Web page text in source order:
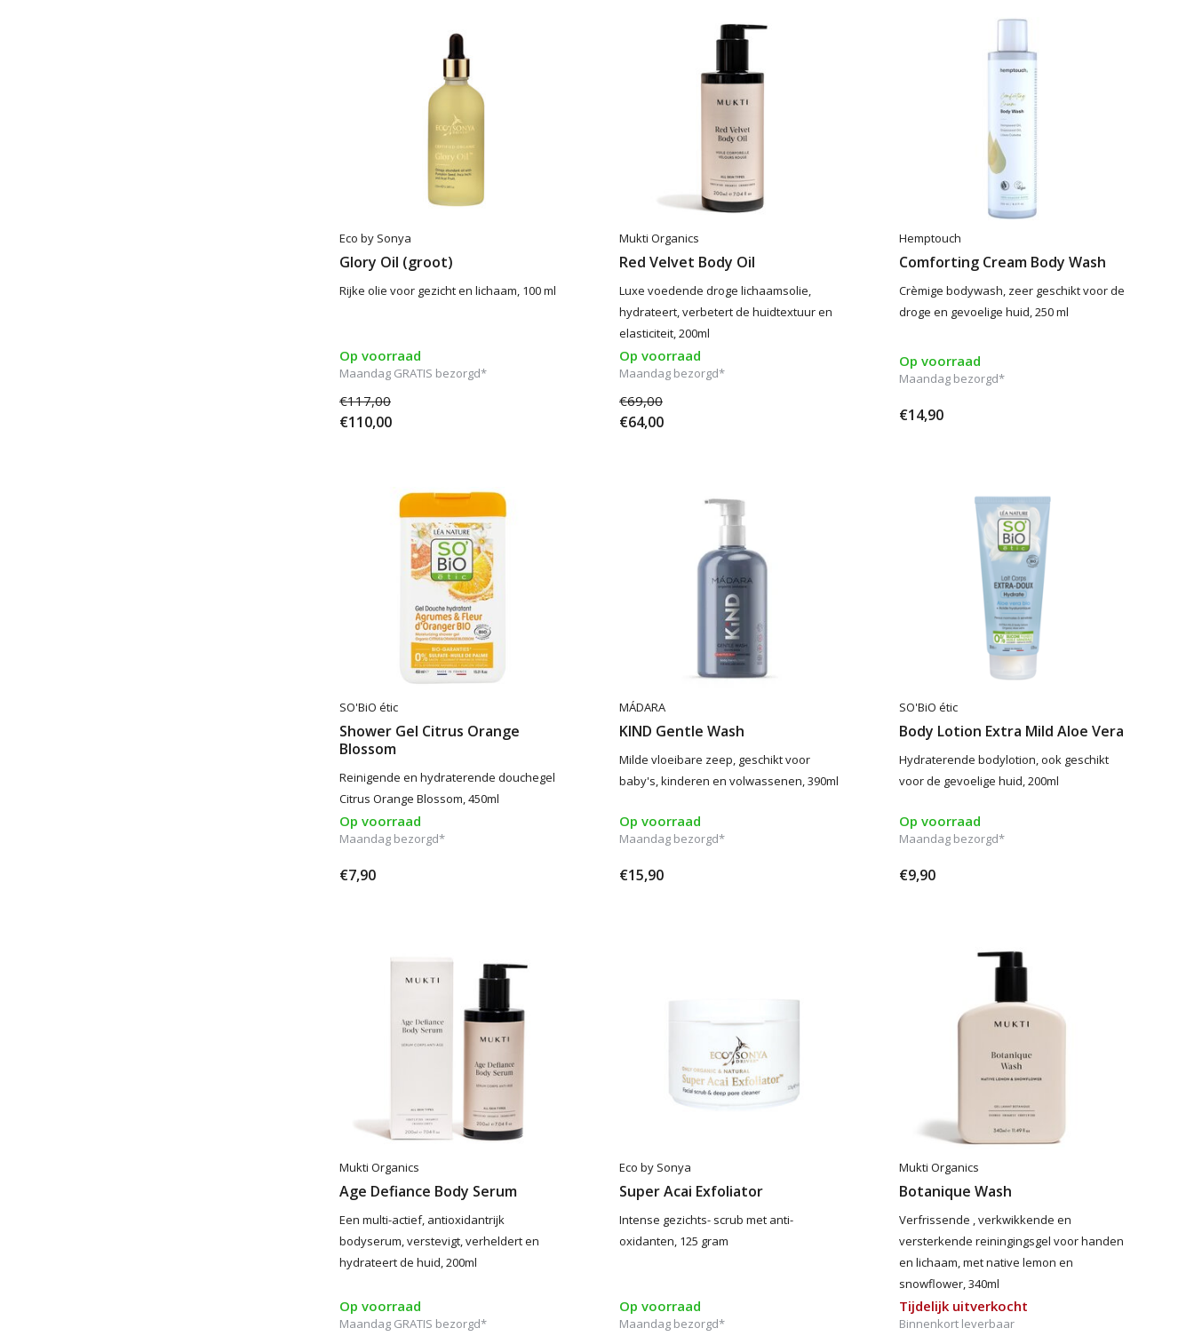
Eco by Sonya
Glory Oil (groot)
Rijke olie voor gezicht en lichaam, 100 ml
Op voorraad
Maandag GRATIS bezorgd*
€117,00
€110,00
Mukti Organics
Red Velvet Body Oil
Luxe voedende droge lichaamsolie,
hydrateert, verbetert de huidtextuur en
elasticiteit, 200ml
Op voorraad
Maandag bezorgd*
€69,00
€64,00
Hemptouch
Comforting Cream Body Wash
Crèmige bodywash, zeer geschikt voor de
droge en gevoelige huid, 250 ml
Op voorraad
Maandag bezorgd*
€14,90
SO'BiO étic
Shower Gel Citrus Orange
Blossom
Reinigende en hydraterende douchegel
Citrus Orange Blossom, 450ml
Op voorraad
Maandag bezorgd*
€7,90
MÁDARA
KIND Gentle Wash
Milde vloeibare zeep, geschikt voor
baby's, kinderen en volwassenen, 390ml
Op voorraad
Maandag bezorgd*
€15,90
SO'BiO étic
Body Lotion Extra Mild Aloe Vera
Hydraterende bodylotion, ook geschikt
voor de gevoelige huid, 200ml
Op voorraad
Maandag bezorgd*
€9,90
Mukti Organics
Age Defiance Body Serum
Een multi-actief, antioxidantrijk
bodyserum, verstevigt, verheldert en
hydrateert de huid, 200ml
Op voorraad
Maandag GRATIS bezorgd*
Eco by Sonya
Super Acai Exfoliator
Intense gezichts- scrub met anti-
oxidanten, 125 gram
Op voorraad
Maandag bezorgd*
Mukti Organics
Botanique Wash
Verfrissende , verkwikkende en
versterkende reiningingsgel voor handen
en lichaam, met native lemon en
snowflower, 340ml
Tijdelijk uitverkocht
Binnenkort leverbaar